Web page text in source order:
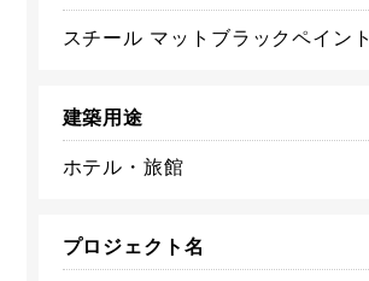
スチール マットブラックペイント
建築用途
ホテル・旅館
プロジェクト名